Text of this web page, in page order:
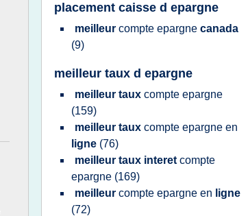
placement caisse d epargne
meilleur compte epargne canada
(9)
meilleur taux d epargne
meilleur taux compte epargne
(159)
meilleur taux compte epargne en
ligne (76)
meilleur taux interet compte
epargne (169)
meilleur compte epargne en ligne
(72)